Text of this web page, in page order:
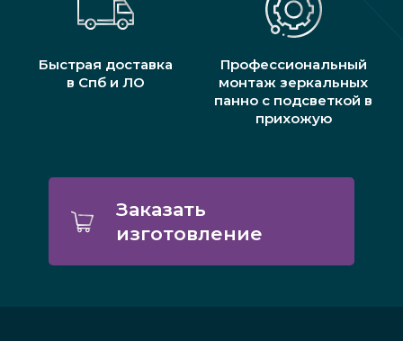
Быстрая доставка
в Спб и ЛО
Профессиональный
монтаж зеркальных
панно с подсветкой в
прихожую
Заказать
изготовление